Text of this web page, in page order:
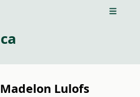
Open
Lulofs